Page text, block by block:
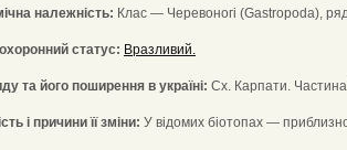
належність: Клас — Черевоногі (Gastropoda),
статус: Вразливий.
та його поширення в україні: Сх. Карпати. Частина
і причини її зміни: У відомих біотопах —